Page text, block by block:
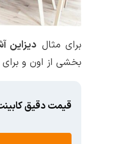
برای مثال دیزاین
بخشی از اون و
قیمت دقیق